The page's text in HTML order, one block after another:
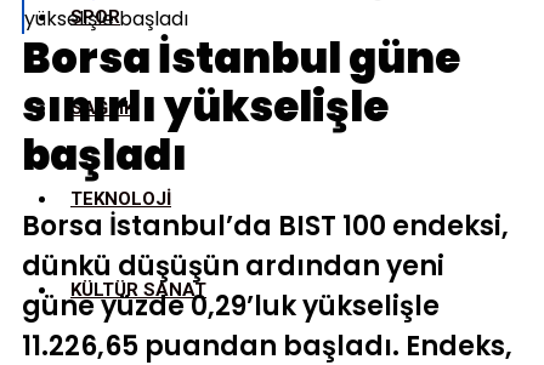
SPOR
SAĞLIK
TEKNOLOJI
KÜLTÜR SANAT
yükselişle başladı
Borsa İstanbul güne
sınırlı yükselişle
başladı
Borsa İstanbul’da BIST 100 endeksi,
dünkü düşüşün ardından yeni
güne yüzde 0,29’luk yükselişle
11.226,65 puandan başladı. Endeks,